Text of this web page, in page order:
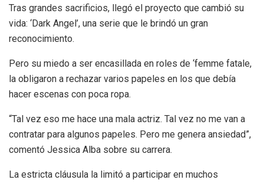
Tras grandes sacrificios, llegó el proyecto que cambió su
vida: ‘Dark Angel’, una serie que le brindó un gran
reconocimiento.
Pero su miedo a ser encasillada en roles de ‘femme fatale,
la obligaron a rechazar varios papeles en los que debía
hacer escenas con poca ropa.
“Tal vez eso me hace una mala actriz. Tal vez no me van a
contratar para algunos papeles. Pero me genera ansiedad”,
comentó Jessica Alba sobre su carrera.
La estricta cláusula la limitó a participar en muchos